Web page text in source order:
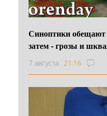
Синоптики обещают
затем - грозы и
7 августа 21:16